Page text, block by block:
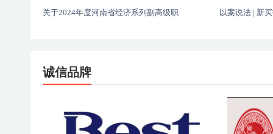
认定委员会通过人员名单的公示
关于2024年度河南省经济系列副高级职
以案说法 | 新
诚信品牌